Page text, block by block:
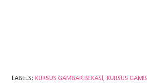
LABELS: KURSUS GAMBAR BEKASI KURSUS